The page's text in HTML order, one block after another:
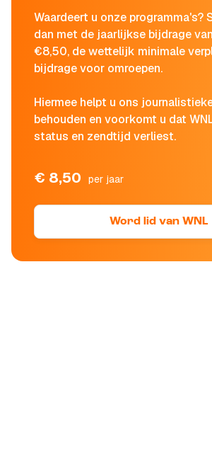
Waardeert u onze programma's?
dan met de jaarlijkse bijdrage
€8,50, de wettelijk minimale
bijdrage voor omroepen.
Hiermee helpt u ons
behouden en voorkomt u dat
status en zendtijd verliest.
€ 8,50 per jaar
Word lid van WNL